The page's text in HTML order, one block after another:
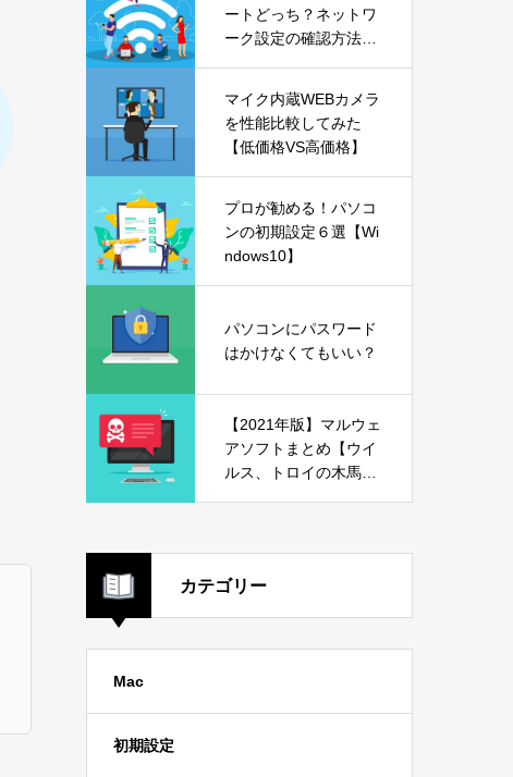
ートどっち？ネットワ
ーク設定の確認方法も
マイク内蔵WEBカメラ
を性能比較してみた
【低価格VS高価格】
プロが勧める！パソコ
ンの初期設定６選【Wi
ndows10】
パソコンにパスワード
はかけなくてもいい？
【2021年版】マルウェ
アソフトまとめ【ウイ
ルス、トロイの木馬、
カテゴリー
Mac
初期設定